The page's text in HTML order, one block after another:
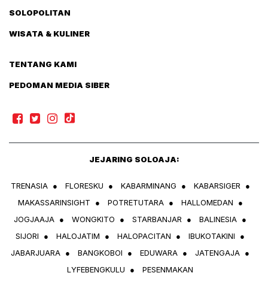
SOLOPOLITAN
WISATA & KULINER
TENTANG KAMI
PEDOMAN MEDIA SIBER
JEJARING SOLOAJA:
TRENASIA ● FLORESKU ● KABARMINANG ● KABARSIGER
●
MAKASSARINSIGHT
● POTRETUTARA ● HALLOMEDAN
●
JOGJAAJA ● WONGKITO ● STARBANJAR ● BALINESIA ●
SIJORI
● HALOJATIM ● HALOPACITAN ● IBUKOTAKINI
●
JABARJUARA ● BANGKOBOI ● EDUWARA ● JATENGAJA ●
LYFEBENGKULU
● PESENMAKAN